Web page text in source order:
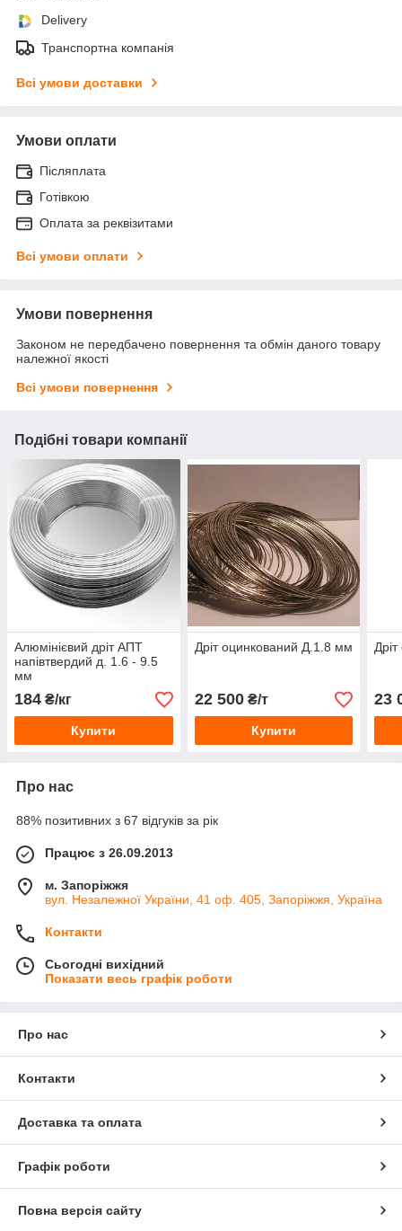
Delivery
Транспортна компанія
Всі умови доставки
Умови оплати
Післяплата
Готівкою
Оплата за реквізитами
Всі умови оплати
Умови повернення
Законом не передбачено повернення та обмін даного товару
належної якості
Всі умови повернення
Подібні товари компанії
Алюмінієвий дріт АПТ
напівтвердий д. 1.6 - 9.5
мм
184 ₴/кг
Купити
Дріт оцинкований Д.1.8 мм
22 500₴/т
Купити
23
Про нас
88% позитивних з 67 відгуків за рік
Працює з 26.09.2013
м. Запоріжжя
вул. Незалежної України, 41 оф. 405, Запоріжжя, Україна
Контакти
Сьогодні вихідний
Показати весь графік роботи
Про нас
Контакти
Доставка та оплата
Графік роботи
Повна версія сайту